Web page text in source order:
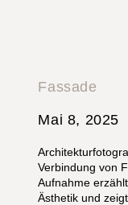
Fassade
Mai 8, 2025
Verbindung von
Aufnahme
Ästhetik und